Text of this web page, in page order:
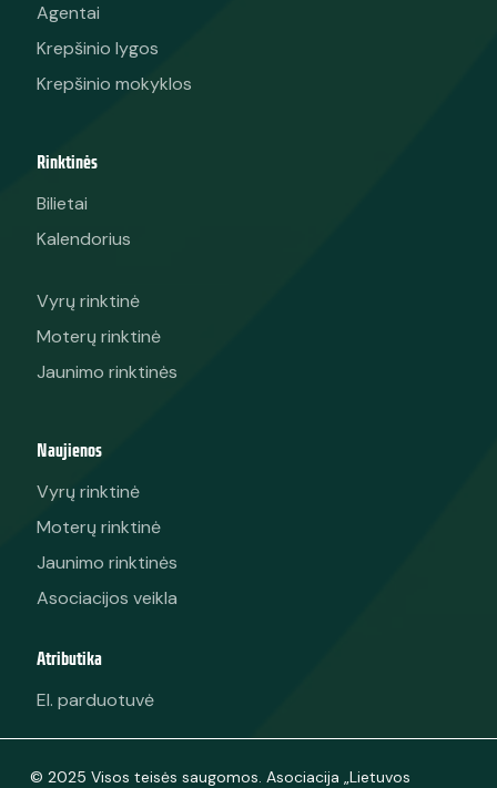
Agentai
Krepšinio lygos
Krepšinio mokyklos
Rinktinės
Bilietai
Kalendorius
Vyrų rinktinė
Moterų rinktinė
Jaunimo rinktinės
Naujienos
Vyrų rinktinė
Moterų rinktinė
Jaunimo rinktinės
Asociacijos veikla
Atributika
El. parduotuvė
© 2025 Visos teisės saugomos. Asociacija „Lietuvos